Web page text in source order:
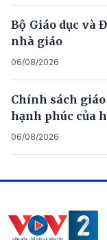
Bộ Giáo dục và
nhà giáo
06/08/2026
Chính sách giáo
hạnh phúc của
06/08/2026